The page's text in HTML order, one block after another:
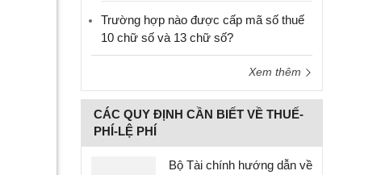
Trường hợp nào được cấp mã số thuế
10 chữ số và 13 chữ số?
Xem thêm
CÁC QUY ĐỊNH CẦN BIẾT VỀ THUẾ-
PHÍ-LỆ PHÍ
Bộ Tài chính hướng dẫn về